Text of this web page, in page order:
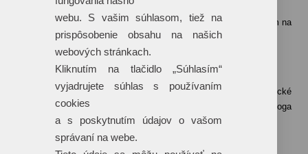
ktorý je uvedený v cenovej ponuke.
Konkrétny termín dodania je uvedený vždy individuálne vzhľadom na
aktuálny harmonogram tlače vybranej technológie.
Čo ak nemám logo v krivkách?
Logo do tlačového a teda krivkového formátu Vám naše grafické
štúdio dokáže „prekresliť“ na základe zaslaného iného formátu loga
(napríklad JPG formát).
Táto služba je spoplatnená sumou 25 €/hodina grafických prác.
webu. S vašim súhlasom, tiež na
prispôsobenie obsahu na našich
webových stránkach.
Kliknutím na tlačidlo „Súhlasím“
vyjadrujete súhlas s používaním
cookies
a s poskytnutím údajov o vašom
správaní na webe.